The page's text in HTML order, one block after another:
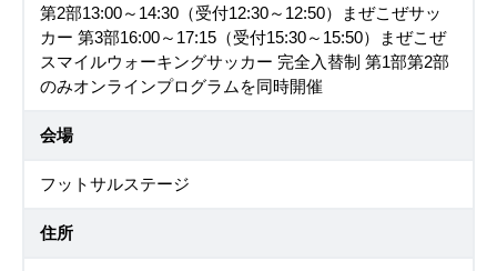
第2部13:00～14:30（受付12:30～12:50）まぜこぜサッ
カー 第3部16:00～17:15（受付15:30～15:50）まぜこぜ
スマイルウォーキングサッカー 完全入替制 第1部第2部
のみオンラインプログラムを同時開催
会場
フットサルステージ
住所